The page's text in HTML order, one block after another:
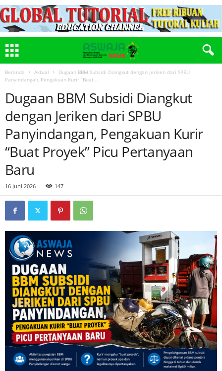
Beranda Aktual
Dugaan BBM Subsidi Diangkut dengan Jeriken dari SPBU
Panyindangan, Pengakuan Kurir “Buat...
Dugaan BBM Subsidi Diangkut
dengan Jeriken dari SPBU
Panyindangan, Pengakuan Kurir
“Buat Proyek” Picu Pertanyaan
Baru
16 Juni 2026 147